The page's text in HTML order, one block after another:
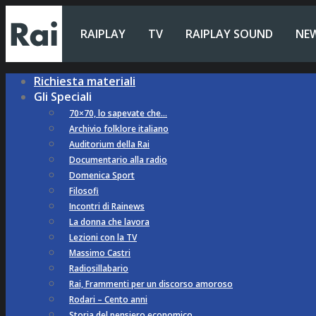
RAIPLAY TV RAIPLAY SOUND
Richiesta materiali
Gli Speciali
70×70, lo sapevate che…
Archivio folklore italiano
Auditorium della Rai
Documentario alla radio
Domenica Sport
Filosofi
Incontri di Rainews
La donna che lavora
Lezioni con la TV
Massimo Castri
Radiosillabario
Rai, Frammenti per un discorso amoroso
Rodari – Cento anni